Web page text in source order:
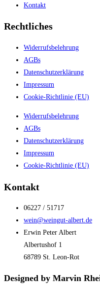
Kontakt
Rechtliches
Widerrufsbelehrung
AGBs
Datenschutzerklärung
Impressum
Cookie-Richtlinie (EU)
Widerrufsbelehrung
AGBs
Datenschutzerklärung
Impressum
Cookie-Richtlinie (EU)
Kontakt
06227 / 51717
wein@weingut-albert.de
Erwin Peter Albert
Albertushof 1
68789 St. Leon-Rot
Designed by Marvin